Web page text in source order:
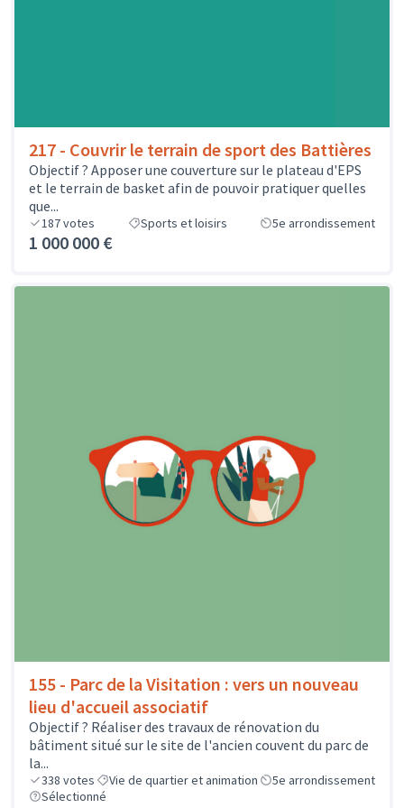
217 - Couvrir le terrain de sport des Battières
Objectif ? Apposer une couverture sur le plateau d'EPS
et le terrain de basket afin de pouvoir pratiquer quelles
que...
187votes Sports et loisirs 5e arrondissement
1 000 000 €
155 - Parc de la Visitation : vers un nouveau
lieu d'accueil associatif
Objectif ? Réaliser des travaux de rénovation du
bâtiment situé sur le site de l'ancien couvent du parc de
la...
338 votes Vie de quartier et animation
5e arrondissement
Sélectionné